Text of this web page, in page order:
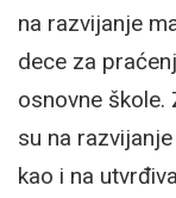
na razvijanje
dece za
osnovne škole.
su na
kao i na